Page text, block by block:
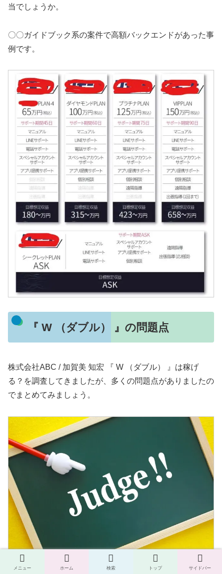
当でしょうか。
〇〇ガイドブック系の案件で高額バックエンドがあった事
例です。
『 W （ダブル） 』の問題点
株式会社ABC / 加賀美 知宏 『 W （ダブル） 』は稼げ
る？を調査してきましたが、多くの問題点がありましたの
でまとめてみましょう。
メニュー ホーム 検索 トップ サイドバー